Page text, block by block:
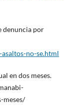
denuncia por
no-se.html
en dos meses.
meses/